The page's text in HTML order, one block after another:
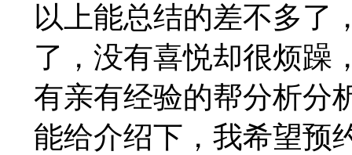
以上能总结的差不多了
了，没有喜悦却很烦躁
有亲有经验的帮分析分
能给介绍下，我希望预